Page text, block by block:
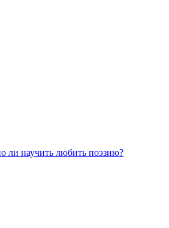
ли научить любить поэзию?